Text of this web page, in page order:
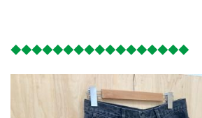
◆◆◆◆◆◆◆◆◆◆◆◆◆◆◆◆◆